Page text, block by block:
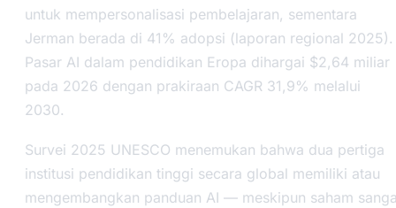
untuk mempersonalisasi pembelajaran, sementara
Jerman berada di 41% adopsi (laporan regional 2025).
Pasar AI dalam pendidikan Eropa dihargai $2,64 miliar
pada 2026 dengan prakiraan CAGR 31,9% melalui
2030.
Survei 2025 UNESCO menemukan bahwa dua pertiga
institusi pendidikan tinggi secara global memiliki atau
mengembangkan panduan AI — meskipun saham